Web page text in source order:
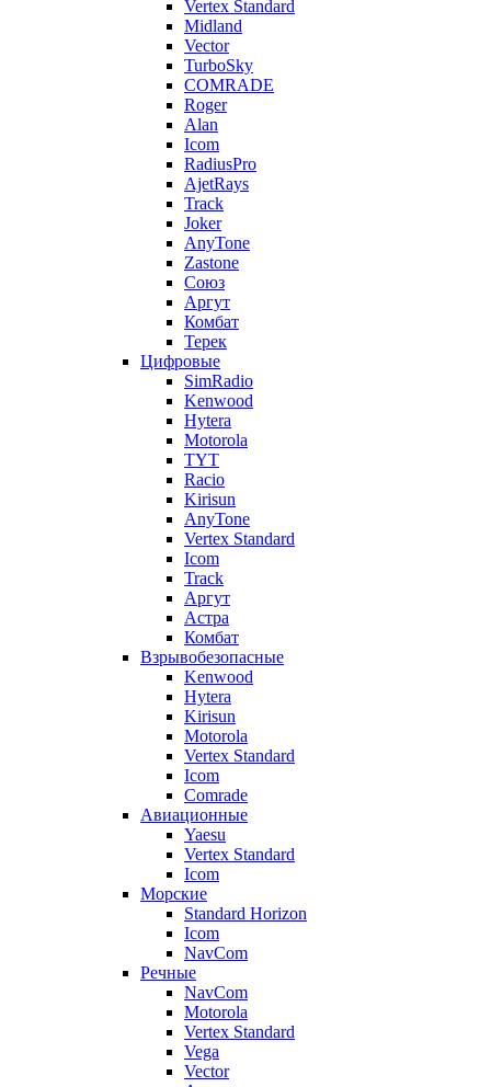
Vertex Standard
Midland
Vector
TurboSky
COMRADE
Roger
Alan
Icom
RadiusPro
AjetRays
Track
Joker
AnyTone
Zastone
Союз
Аргут
Комбат
Терек
Цифровые
SimRadio
Kenwood
Hytera
Motorola
TYT
Racio
Kirisun
AnyTone
Vertex Standard
Icom
Track
Аргут
Астра
Комбат
Взрывобезопасные
Kenwood
Hytera
Kirisun
Motorola
Vertex Standard
Icom
Comrade
Авиационные
Yaesu
Vertex Standard
Icom
Морские
Standard Horizon
Icom
NavCom
Речные
NavCom
Motorola
Vertex Standard
Vega
Vector